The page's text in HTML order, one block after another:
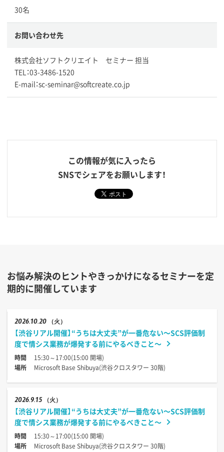
30名
お問い合わせ先
株式会社ソフトクリエイト セミナー 担当
TEL：03-3486-1520
E-mail：sc-seminar@softcreate.co.jp
この情報が気に入ったら
SNSでシェアをお願いします！
お悩み解決のヒントやきっかけになるセミナーを定
期的に開催しています
202610.20 （火）
【渋谷リアル開催】“うちは大丈夫”が一番危ない〜SCS評価制
度で情シス業務が爆発する前にやるべきこと〜
時間
15:30～17:00(15:00 開場)
場所
Microsoft Base Shibuya(渋谷クロスタワー 30階)
20269.15 （火）
【渋谷リアル開催】“うちは大丈夫”が一番危ない〜SCS評価制
度で情シス業務が爆発する前にやるべきこと〜
時間
15:30～17:00(15:00 開場)
場所
Microsoft Base Shibuya(渋谷クロスタワー 30階)